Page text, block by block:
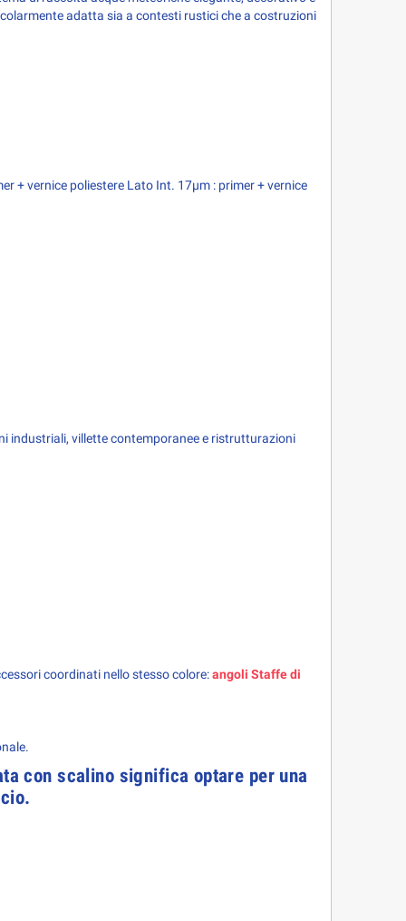
adatta sia a contesti rustici che a costruzioni
+ vernice poliestere Lato Int. 17µm : primer + vernice
industriali, villette contemporanee e ristrutturazioni
coordinati nello stesso colore: angoli Staffe di
con scalino significa optare per una